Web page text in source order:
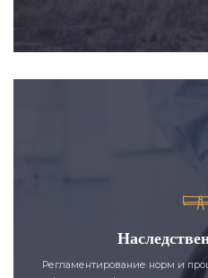
Регламентирование норм и